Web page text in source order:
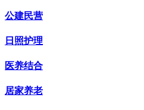
公建民营
日照护理
医养结合
居家养老